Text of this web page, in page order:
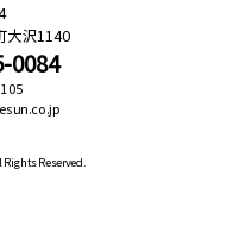
大沢1140
0084
Reserved.